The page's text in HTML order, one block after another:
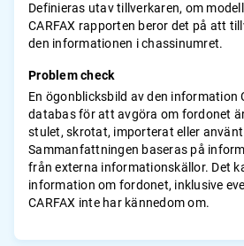
Definieras utav tillverkaren, om
CARFAX rapporten beror det på att
den informationen i chassinumret.
Problem check
En ögonblicksbild av den information
databas för att avgöra om fordonet
stulet, skrotat, importerat eller
Sammanfattningen baseras på
från externa informationskällor. Det
information om fordonet, inklusive
CARFAX inte har kännedom om.